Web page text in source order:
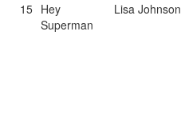
15 Hey
Superman
Lisa Johnson